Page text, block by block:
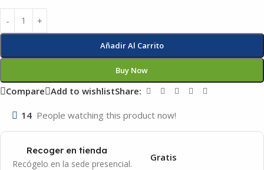
Añadir Al Carrito
Buy Now
Compare Add to wishlistShare:
14 People watching this product now!
Recoger en tienda
Recógelo en la sede presencial.
Gratis